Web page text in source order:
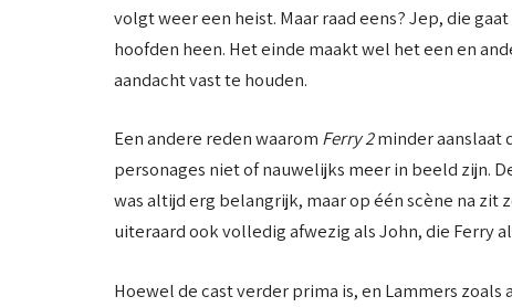
volgt weer een heist. Maar raad eens? Jep, die
hoofden heen. Het einde maakt wel het een en
aandacht vast te houden.
Een andere reden waarom Ferry 2minder aanslaat
personages niet of nauwelijks meer in beeld zijn.
was altijd erg belangrijk, maar op één scène na zit
uiteraard ook volledig afwezig als John, die Ferry
Hoewel de cast verder prima is, en Lammers